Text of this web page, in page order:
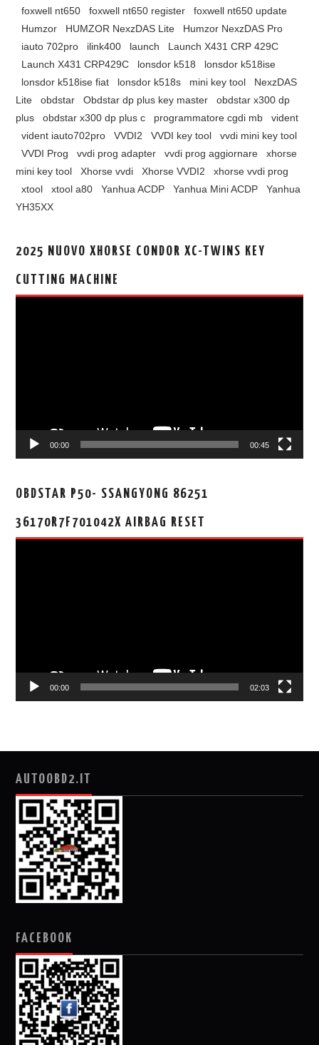
foxwell nt650
foxwell nt650 register
foxwell nt650 update
Humzor
HUMZOR NexzDAS Lite
Humzor NexzDAS Pro
iauto 702pro
ilink400 launch
Launch X431 CRP 429C
Launch X431 CRP429C
lonsdor k518
lonsdor k518ise
lonsdor k518ise fiat
lonsdor k518s mini key tool
NexzDAS
Lite
obdstar Obdstar dp plus key master
obdstar x300 dp
plus
obdstar x300 dp plus c programmatore cgdi mb
vident
vident iauto702pro
VVDI2 VVDI key tool
vvdi mini key tool
VVDI Prog
vvdi prog adapter vvdi prog aggiornare
xhorse
mini key tool
Xhorse vvdi Xhorse VVDI2
xhorse vvdi prog
xtool
xtool a80 Yanhua ACDP Yanhua Mini ACDP
Yanhua
YH35XX
2025 NUOVO XHORSE CONDOR XC-TWINS KEY
CUTTING MACHINE
00:00 00:45
OBDSTAR P50- SSANGYONG 86251
36170R7F701042X AIRBAG RESET
00:00 02:03
AUTOOBD2.IT
FACEBOOK